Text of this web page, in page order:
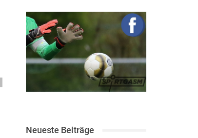
Neueste Beiträge